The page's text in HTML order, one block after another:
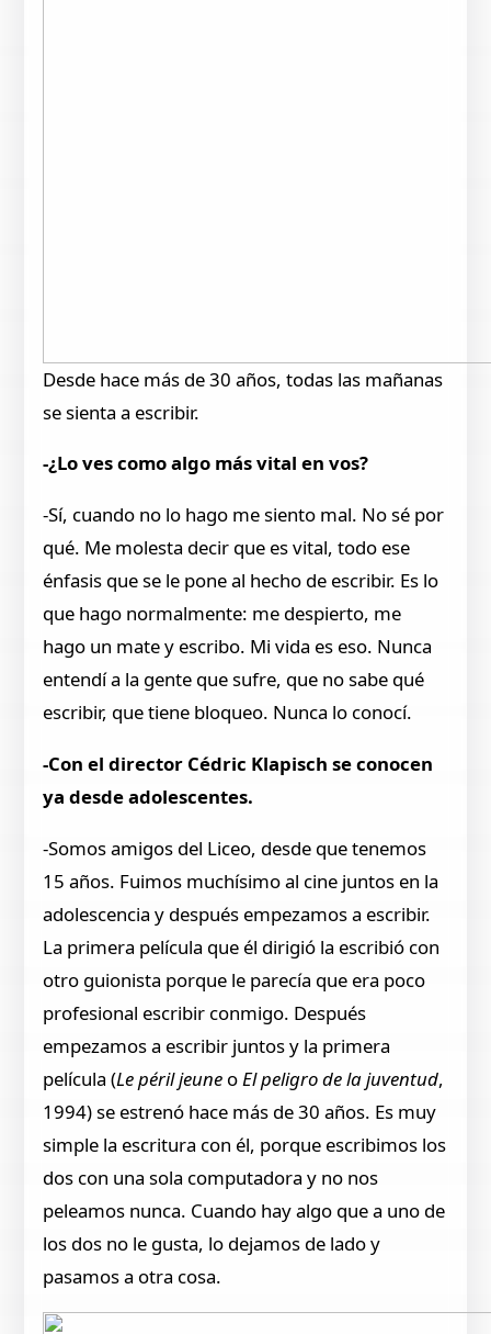
Desde hace más de 30 años, todas las mañanas
se sienta a escribir.
-¿Lo ves como algo más vital en vos?
-Sí, cuando no lo hago me siento mal. No sé por
qué. Me molesta decir que es vital, todo ese
énfasis que se le pone al hecho de escribir. Es lo
que hago normalmente: me despierto, me
hago un mate y escribo. Mi vida es eso. Nunca
entendí a la gente que sufre, que no sabe qué
escribir, que tiene bloqueo. Nunca lo conocí.
-Con el director Cédric Klapisch se conocen
ya desde adolescentes.
-Somos amigos del Liceo, desde que tenemos
15 años. Fuimos muchísimo al cine juntos en la
adolescencia y después empezamos a escribir.
La primera película que él dirigió la escribió con
otro guionista porque le parecía que era poco
profesional escribir conmigo. Después
empezamos a escribir juntos y la primera
película (Le péril jeune oEl peligro de la juventud,
1994) se estrenó hace más de 30 años. Es muy
simple la escritura con él, porque escribimos los
dos con una sola computadora y no nos
peleamos nunca. Cuando hay algo que a uno de
los dos no le gusta, lo dejamos de lado y
pasamos a otra cosa.